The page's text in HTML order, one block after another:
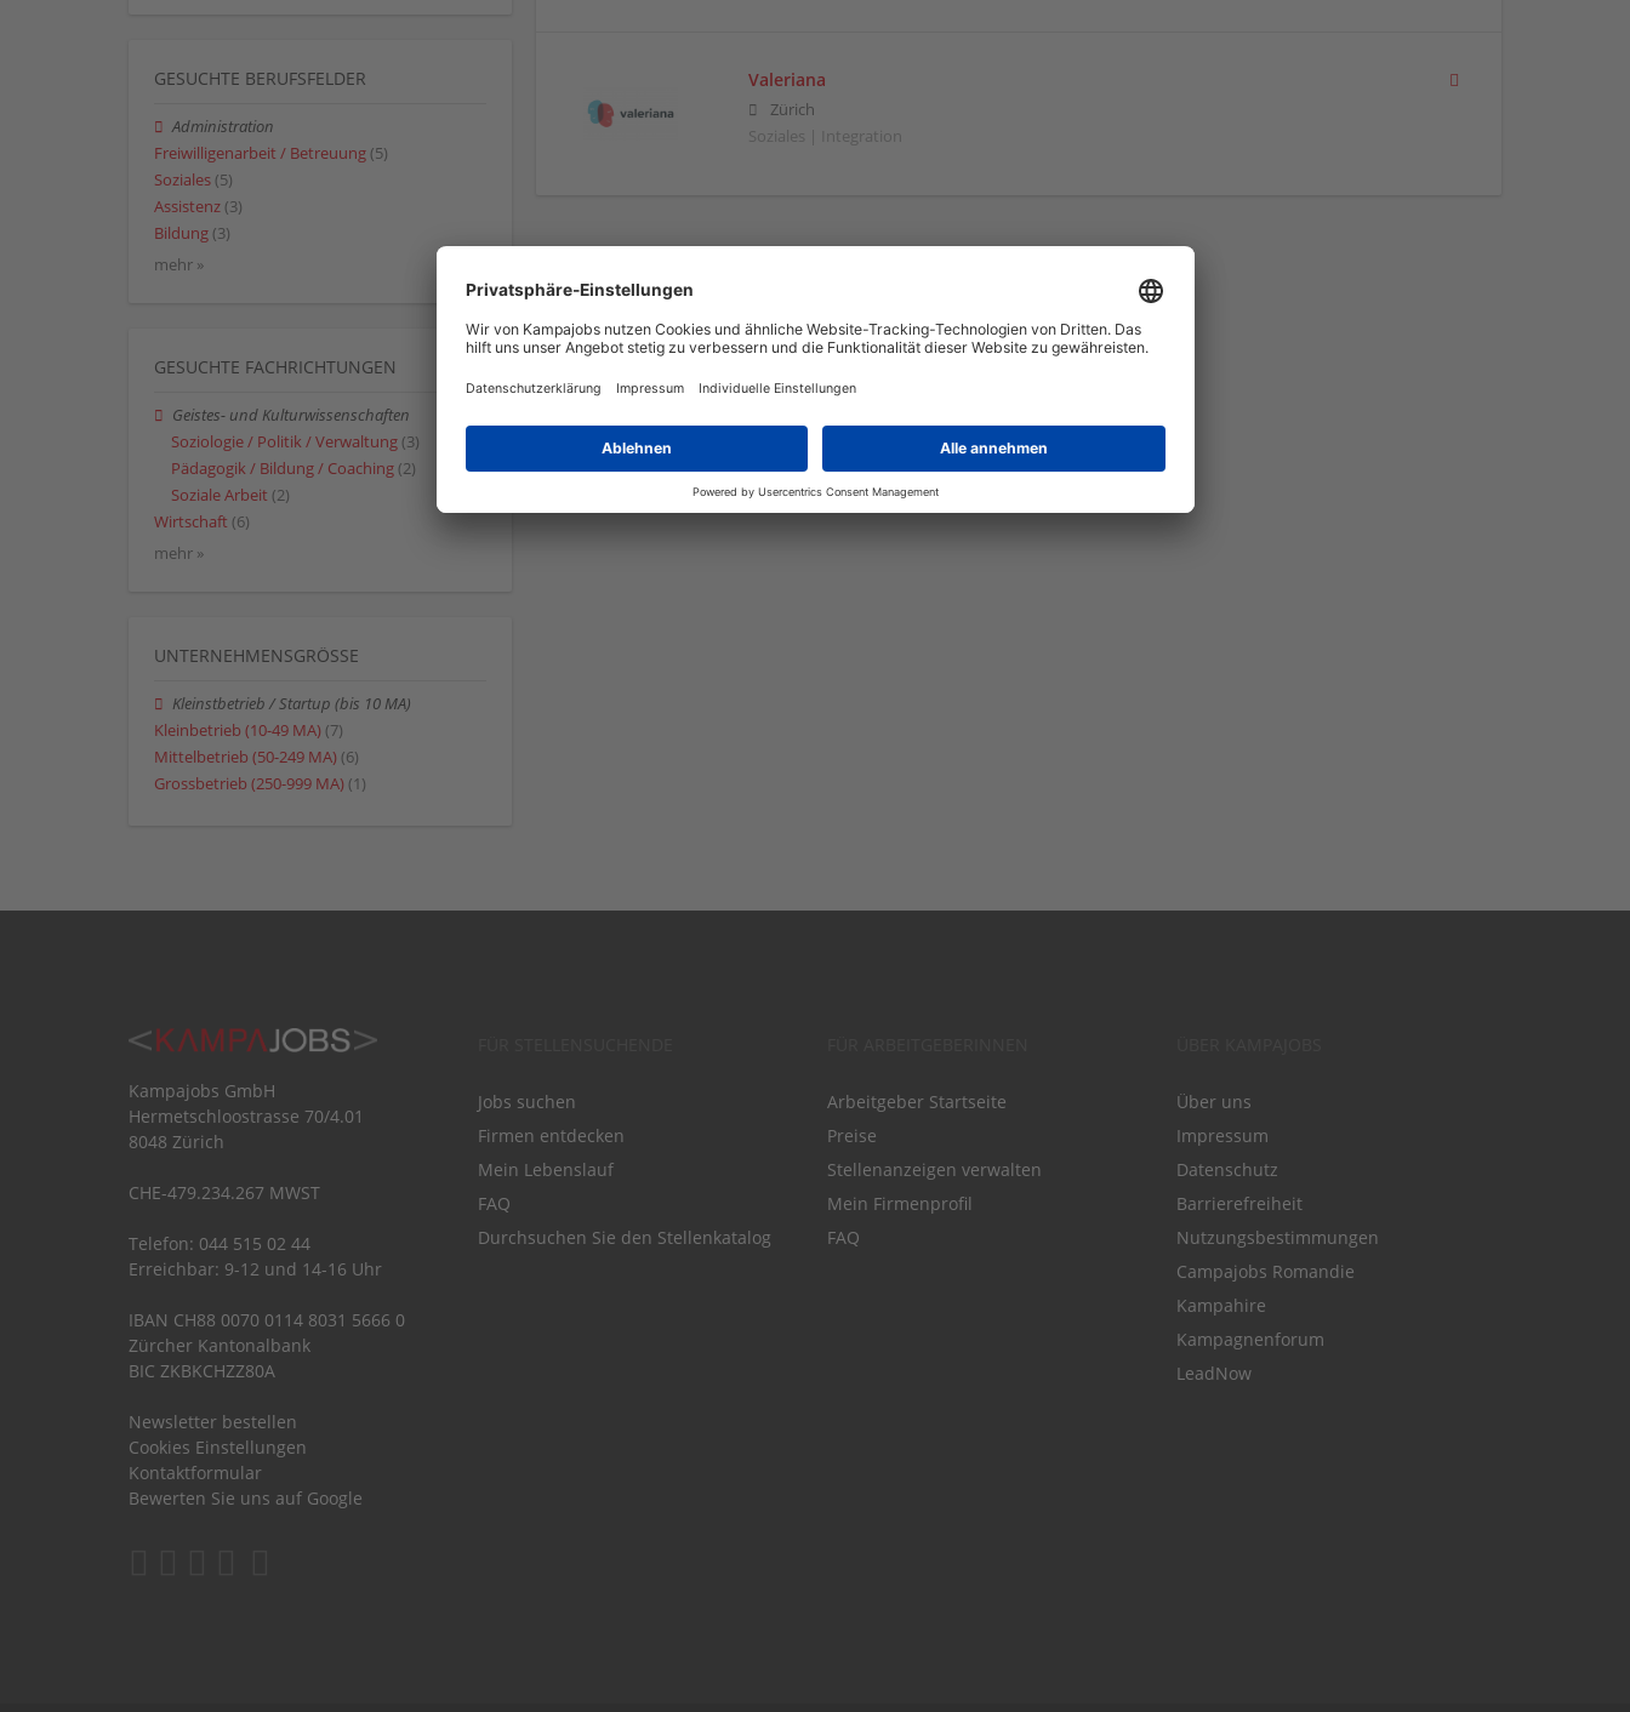
Valeriana
Zürich
Soziales | Integration
GESUCHTE BERUFSFELDER
Administration
Freiwilligenarbeit / Betreuung (5)
Soziales (5)
Assistenz (3)
Bildung (3)
mehr »
GESUCHTE FACHRICHTUNGEN
Geistes- und Kulturwissenschaften
Soziologie / Politik / Verwaltung (3)
Pädagogik / Bildung / Coaching (2)
Soziale Arbeit (2)
Wirtschaft (6)
mehr »
UNTERNEHMENSGRÖSSE
Kleinstbetrieb / Startup (bis 10 MA)
Kleinbetrieb (10-49 MA) (7)
Mittelbetrieb (50-249 MA) (6)
Grossbetrieb (250-999 MA) (1)
Kampajobs GmbH
Hermetschloostrasse 70/4.01
8048 Zürich
CHE-479.234.267 MWST
Telefon: 044 515 02 44
Erreichbar: 9-12 und 14-16 Uhr
IBAN CH88 0070 0114 8031 5666 0
Zürcher Kantonalbank
BIC ZKBKCHZZ80A
Newsletter bestellen
Cookies Einstellungen
Kontaktformular
Bewerten Sie uns auf Google
Jobs suchen
Firmen entdecken
Mein Lebenslauf
FAQ
Durchsuchen Sie den Stellenkatalog
Arbeitgeber Startseite
Preise
Stellenanzeigen verwalten
Mein Firmenprofil
FAQ
Über uns
Impressum
Datenschutz
Barrierefreiheit
Nutzungsbestimmungen
Campajobs Romandie
Kampahire
Kampagnenforum
LeadNow